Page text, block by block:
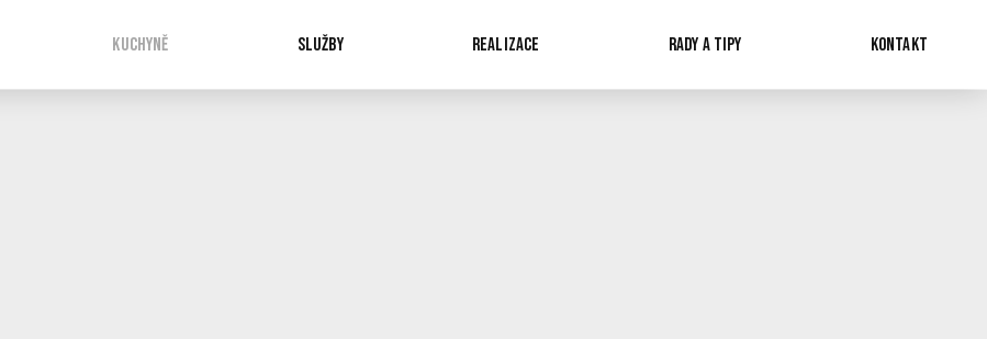
KUCHYNĚ SLUŽBY REALIZACE RADY A TIPY KONTAKT